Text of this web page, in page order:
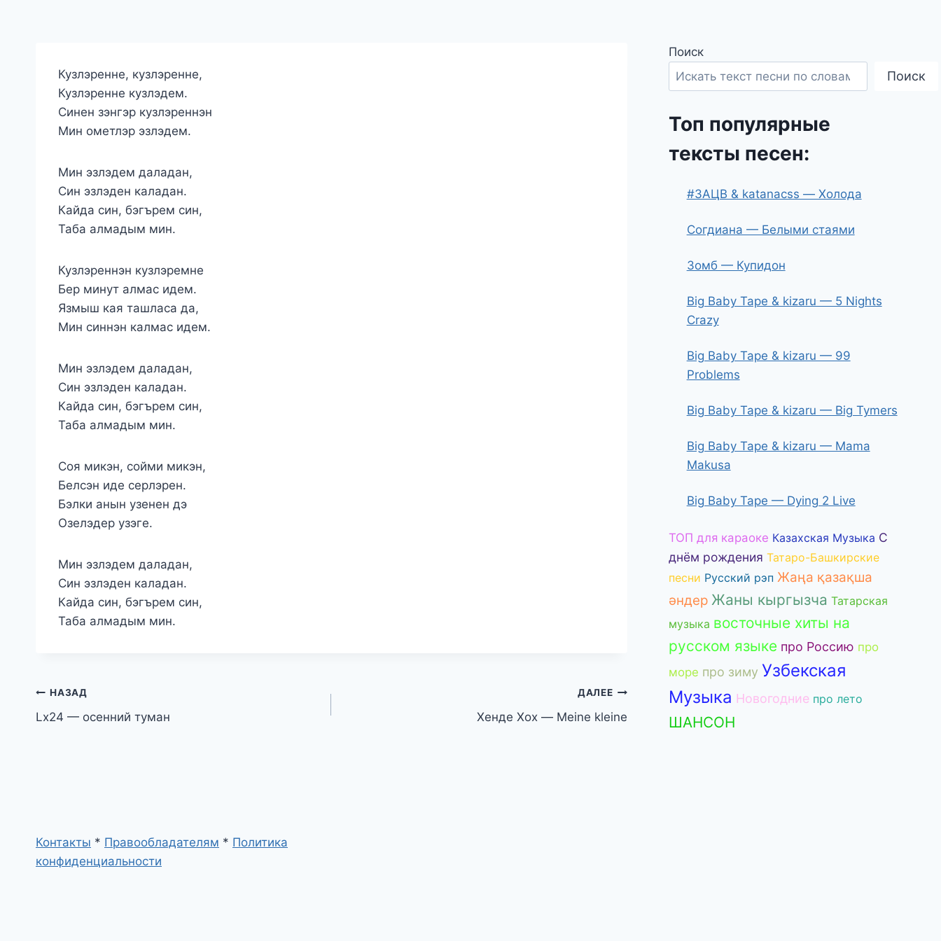
Кузлэренне, кузлэренне,
Кузлэренне кузлэдем.
Синен зэнгэр кузлэреннэн
Мин ометлэр эзлэдем.
Мин эзлэдем даладан,
Син эзлэден каладан.
Кайда син, бэгърем син,
Таба алмадым мин.
Кузлэреннэн кузлэремне
Бер минут алмас идем.
Язмыш кая ташласа да,
Мин синнэн калмас идем.
Мин эзлэдем даладан,
Син эзлэден каладан.
Кайда син, бэгърем син,
Таба алмадым мин.
Соя микэн, сойми микэн,
Белсэн иде серлэрен.
Бэлки анын узенен дэ
Озелэдер узэге.
Мин эзлэдем даладан,
Син эзлэден каладан.
Кайда син, бэгърем син,
Таба алмадым мин.
Навигация
по
НАЗАД
Lx24 — осенний туман
ДАЛЕЕ
Хенде Хох — Meine kleine
Поиск
Поиск
Топ популярные
тексты песен:
#ЗАЦВ & katanacss — Холода
Согдиана — Белыми стаями
Зомб — Купидон
Big Baby Tape & kizaru — 5 Nights
Crazy
Big Baby Tape & kizaru — 99
Problems
Big Baby Tape & kizaru — Big Tymers
Big Baby Tape & kizaru — Mama
Makusa
Big Baby Tape — Dying 2 Live
ТОП для караоке Казахская Музыка С
днём рождения Татаро-Башкирские
песни Русский рэп Жаңа қазақша
әндер Жаны кыргызча Татарская
музыка восточные хиты на
русском языке про Россию про
море про зиму Узбекская
Музыка Новогодние про лето
ШАНСОН
Контакты * Правообладателям * Политика
конфиденциальности